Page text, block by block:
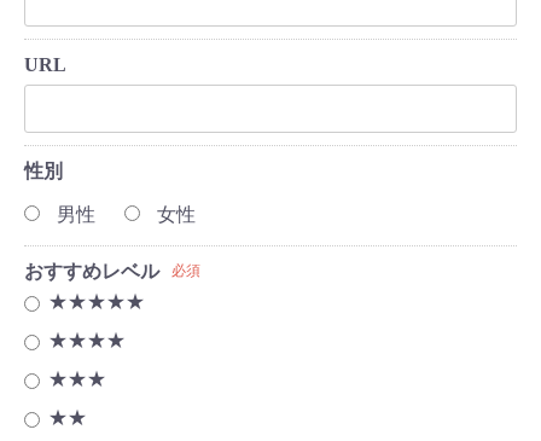
URL
性別
男性 女性
おすすめレベル 必須
★★★★★
★★★★
★★★
★★